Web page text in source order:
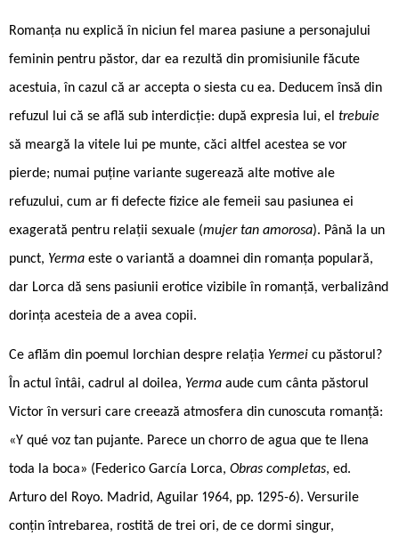
Romanța nu explică în niciun fel marea pasiune a personajului
feminin pentru păstor, dar ea rezultă din promisiunile făcute
acestuia, în cazul că ar accepta o siesta cu ea. Deducem însă din
refuzul lui că se află sub interdicție: după expresia lui, el trebuie
să meargă la vitele lui pe munte, căci altfel acestea se vor
pierde; numai puține variante sugerează alte motive ale
refuzului, cum ar fi defecte fizice ale femeii sau pasiunea ei
exagerată pentru relații sexuale (mujer tan amorosa). Până la un
punct, Yerma este o variantă a doamnei din romanța populară,
dar Lorca dă sens pasiunii erotice vizibile în romanță, verbalizând
dorința acesteia de a avea copii.
Ce aflăm din poemul lorchian despre relația Yermei cu păstorul?
În actul întâi, cadrul al doilea, Yerma aude cum cânta păstorul
Victor în versuri care creează atmosfera din cunoscuta romanță:
«Y qué voz tan pujante. Parece un chorro de agua que te llena
toda la boca» (Federico García Lorca, Obras completas, ed.
Arturo del Royo. Madrid, Aguilar 1964, pp. 1295-6). Versurile
conțin întrebarea, rostită de trei ori, de ce dormi singur,